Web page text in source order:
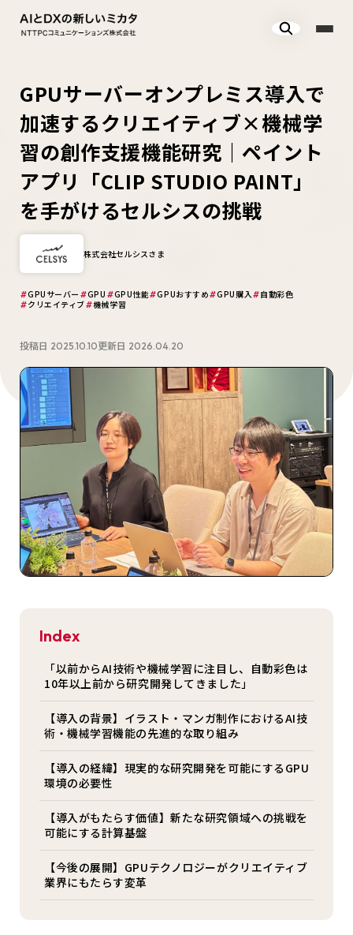
GPUサーバーオンプレミス導入で
加速するクリエイティブ×機械学
習の創作支援機能研究｜ペイント
アプリ「CLIP STUDIO PAINT」
を手がけるセルシスの挑戦
株式会社セルシスさま
GPUサーバー GPU GPU性能 GPUおすすめ GPU購入
自動彩色
クリエイティブ
機械学習
投稿日 2025.10.10更新日 2026.04.20
Index
「以前からAI技術や機械学習に注目し、自動彩色は
10年以上前から研究開発してきました」
【導入の背景】イラスト・マンガ制作におけるAI技
術・機械学習機能の先進的な取り組み
【導入の経緯】現実的な研究開発を可能にするGPU
環境の必要性
【導入がもたらす価値】新たな研究領域への挑戦を
可能にする計算基盤
【今後の展開】GPUテクノロジーがクリエイティブ
業界にもたらす変革